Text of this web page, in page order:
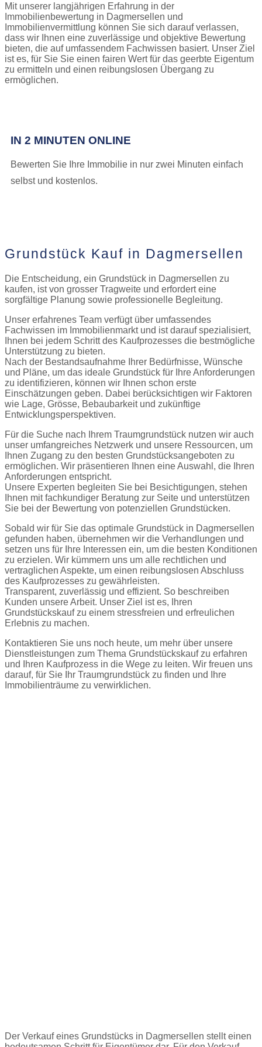
Mit unserer langjährigen Erfahrung in der
Immobilienbewertung in Dagmersellen und
Immobilienvermittlung können Sie sich darauf verlassen,
dass wir Ihnen eine zuverlässige und objektive Bewertung
bieten, die auf umfassendem Fachwissen basiert. Unser Ziel
ist es, für Sie Sie einen fairen Wert für das geerbte Eigentum
zu ermitteln und einen reibungslosen Übergang zu
ermöglichen.
IN 2 MINUTEN ONLINE
Bewerten Sie Ihre Immobilie in nur zwei Minuten einfach
selbst und kostenlos.
Grundstück Kauf in Dagmersellen
Die Entscheidung, ein Grundstück in Dagmersellen zu
kaufen, ist von grosser Tragweite und erfordert eine
sorgfältige Planung sowie professionelle Begleitung.
Unser erfahrenes Team verfügt über umfassendes
Fachwissen im Immobilienmarkt und ist darauf spezialisiert,
Ihnen bei jedem Schritt des Kaufprozesses die bestmögliche
Unterstützung zu bieten.
Nach der Bestandsaufnahme Ihrer Bedürfnisse, Wünsche
und Pläne, um das ideale Grundstück für Ihre Anforderungen
zu identifizieren, können wir Ihnen schon erste
Einschätzungen geben. Dabei berücksichtigen wir Faktoren
wie Lage, Grösse, Bebaubarkeit und zukünftige
Entwicklungsperspektiven.
Für die Suche nach Ihrem Traumgrundstück nutzen wir auch
unser umfangreiches Netzwerk und unsere Ressourcen, um
Ihnen Zugang zu den besten Grundstücksangeboten zu
ermöglichen. Wir präsentieren Ihnen eine Auswahl, die Ihren
Anforderungen entspricht.
Unsere Experten begleiten Sie bei Besichtigungen, stehen
Ihnen mit fachkundiger Beratung zur Seite und unterstützen
Sie bei der Bewertung von potenziellen Grundstücken.
Sobald wir für Sie das optimale Grundstück in Dagmersellen
gefunden haben, übernehmen wir die Verhandlungen und
setzen uns für Ihre Interessen ein, um die besten Konditionen
zu erzielen. Wir kümmern uns um alle rechtlichen und
vertraglichen Aspekte, um einen reibungslosen Abschluss
des Kaufprozesses zu gewährleisten.
Transparent, zuverlässig und effizient. So beschreiben
Kunden unsere Arbeit. Unser Ziel ist es, Ihren
Grundstückskauf zu einem stressfreien und erfreulichen
Erlebnis zu machen.
Kontaktieren Sie uns noch heute, um mehr über unsere
Dienstleistungen zum Thema Grundstückskauf zu erfahren
und Ihren Kaufprozess in die Wege zu leiten. Wir freuen uns
darauf, für Sie Ihr Traumgrundstück zu finden und Ihre
Immobilienträume zu verwirklichen.
Der Verkauf eines Grundstücks in Dagmersellen stellt einen